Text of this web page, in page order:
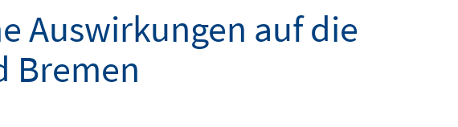
Auswirkungen auf die
Bremen